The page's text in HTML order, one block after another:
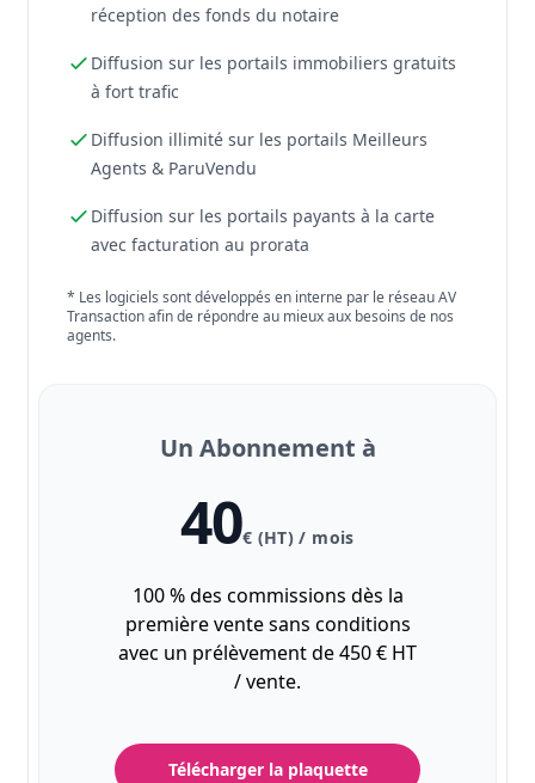
réception des fonds du notaire
Diffusion sur les portails immobiliers gratuits
à fort trafic
Diffusion illimité sur les portails Meilleurs
Agents & ParuVendu
Diffusion sur les portails payants à la carte
avec facturation au prorata
* Les logiciels sont développés en interne par le réseau AV
Transaction afin de répondre au mieux aux besoins de nos
agents.
Un Abonnement à
40€ (HT) / mois
100 % des commissions dès la
première vente sans conditions
avec un prélèvement de 450 € HT
/ vente.
Télécharger la plaquette